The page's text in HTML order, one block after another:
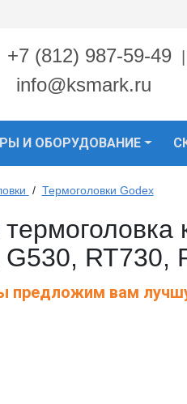
+7 (812) 987-59-49
info@ksmark.ru
И ОБОРУДОВАНИЕ
/ Термоголовки Godex
RT730,
предложим вам